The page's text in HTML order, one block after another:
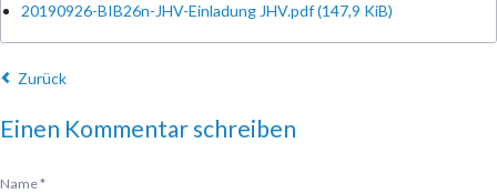
20190926-BIB26n-JHV-Einladung JHV.pdf(147,9 KiB)
Zurück
Einen Kommentar schreiben
Pflichtfeld
Name*